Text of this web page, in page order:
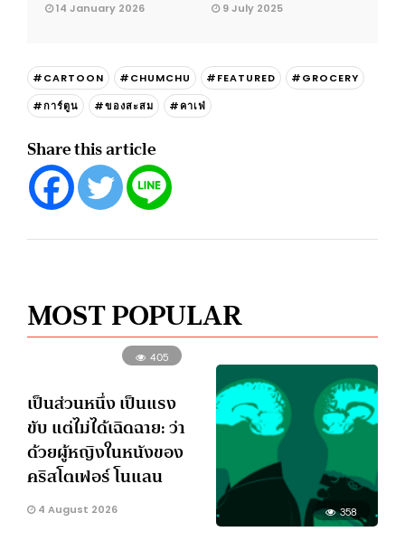
14 January 2026 9 July 2025
#CARTOON #CHUMCHU #FEATURED
#GROCERY
#การ์ตูน
#ของสะสม #คาเฟ่
Share this article
MOST POPULAR
405
เป็นส่วนหนึ่ง เป็นแรง
ขับ แต่ไม่ได้เฉิดฉาย: ว่า
ด้วยผู้หญิงในหนังของ
คริสโตเฟอร์ โนแลน
4 August 2026 358